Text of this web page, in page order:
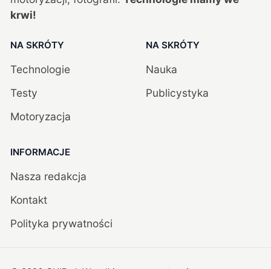
krwi!
NA SKRÓTY
Technologie
Testy
Motoryzacja
NA SKRÓTY
Nauka
Publicystyka
INFORMACJE
Nasza redakcja
Kontakt
Polityka prywatności